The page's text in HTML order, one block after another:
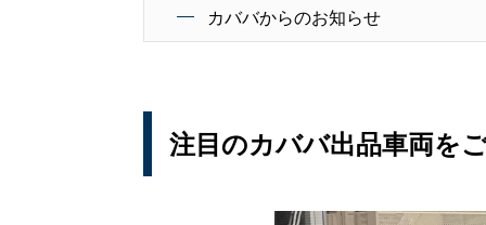
カババからのお知らせ
注目のカババ出品車両を